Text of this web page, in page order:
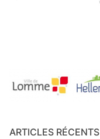
ARTICLES RÉCENTS